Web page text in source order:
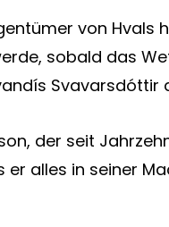
von
sobald das
der seit
er alles in seiner